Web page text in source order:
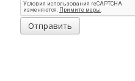
Отправить